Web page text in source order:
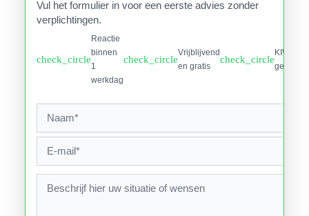
Vul het formulier in voor een eerste advies zonder
verplichtingen.
check_circle
Reactie
binnen
1
werkdag
check_circle
Vrijblijvend
en gratis
check_circle
KIWA